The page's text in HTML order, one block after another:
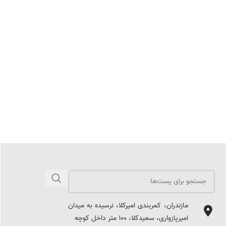
مازندران، کمربندی امیرکلا، نرسیده به میدان
امیرپازواری، سعیدکلا، 100 متر داخل کوچه